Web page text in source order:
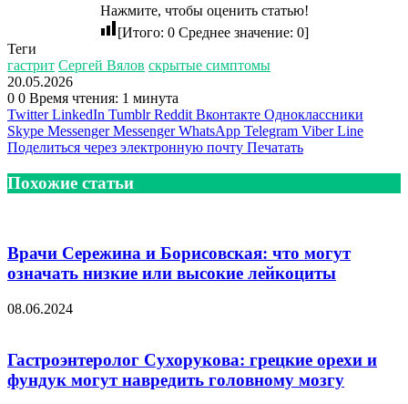
Нажмите, чтобы оценить статью!
[Итого: 0 Среднее значение: 0]
Теги
гастрит Сергей Вялов скрытые симптомы
20.05.2026
0 0 Время чтения: 1 минута
Twitter LinkedIn Tumblr Reddit Вконтакте Одноклассники
Skype Messenger Messenger WhatsApp Telegram Viber Line
Поделиться через электронную почту Печатать
Похожие статьи
Врачи Сережина и Борисовская: что могут
означать низкие или высокие лейкоциты
08.06.2024
Гастроэнтеролог Сухорукова: грецкие орехи и
фундук могут навредить головному мозгу